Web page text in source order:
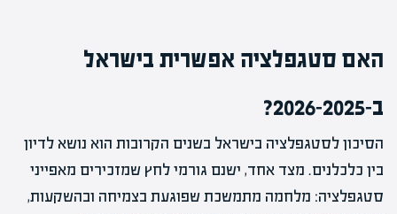
האם סטגפלציה אפשרית בישראל
ב-2025–2026?
הסיכון לסטגפלציה בישראל בשנים הקרובות הוא נושא לדיון
בין כלכלנים. מצד אחד, ישנם גורמי לחץ שמזכירים מאפייני
סטגפלציה: מלחמה מתמשכת שפוגעת בצמיחה ובהשקעות,